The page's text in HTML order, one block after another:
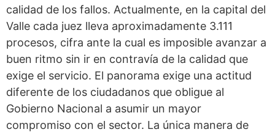
calidad de los fallos. Actualmente, en la capital del
Valle cada juez lleva aproximadamente 3.111
procesos, cifra ante la cual es imposible avanzar a
buen ritmo sin ir en contravía de la calidad que
exige el servicio. El panorama exige una actitud
diferente de los ciudadanos que obligue al
Gobierno Nacional a asumir un mayor
compromiso con el sector. La única manera de